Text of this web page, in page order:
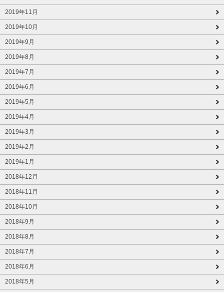
2019年11月
2019年10月
2019年9月
2019年8月
2019年7月
2019年6月
2019年5月
2019年4月
2019年3月
2019年2月
2019年1月
2018年12月
2018年11月
2018年10月
2018年9月
2018年8月
2018年7月
2018年6月
2018年5月